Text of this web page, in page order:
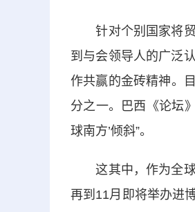
针对个别国家将贸
到与会领导人的广泛
作共赢的金砖精神。
分之一。巴西《论坛
球南方’倾斜”。
这其中，作为全球
再到11月即将举办进